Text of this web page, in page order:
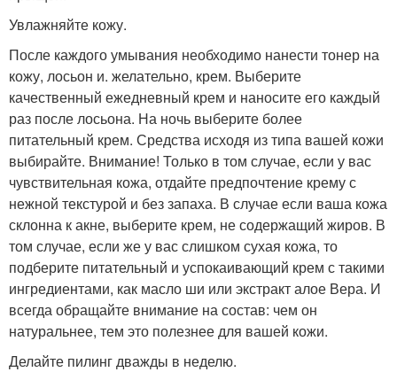
Увлажняйте кожу.
После каждого умывания необходимо нанести тонер на
кожу, лосьон и. желательно, крем. Выберите
качественный ежедневный крем и наносите его каждый
раз после лосьона. На ночь выберите более
питательный крем. Средства исходя из типа вашей кожи
выбирайте. Внимание! Только в том случае, если у вас
чувствительная кожа, отдайте предпочтение крему с
нежной текстурой и без запаха. В случае если ваша кожа
склонна к акне, выберите крем, не содержащий жиров. В
том случае, если же у вас слишком сухая кожа, то
подберите питательный и успокаивающий крем с такими
ингредиентами, как масло ши или экстракт алое Вера. И
всегда обращайте внимание на состав: чем он
натуральнее, тем это полезнее для вашей кожи.
Делайте пилинг дважды в неделю.